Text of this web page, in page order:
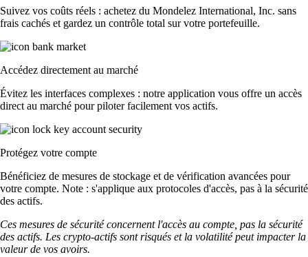
Suivez vos coûts réels : achetez du Mondelez International, Inc. sans
frais cachés et gardez un contrôle total sur votre portefeuille.
Accédez directement au marché
Évitez les interfaces complexes : notre application vous offre un accès
direct au marché pour piloter facilement vos actifs.
Protégez votre compte
Bénéficiez de mesures de stockage et de vérification avancées pour
votre compte. Note : s'applique aux protocoles d'accès, pas à la sécurité
des actifs.
Ces mesures de sécurité concernent l'accès au compte, pas la sécurité
des actifs. Les crypto-actifs sont risqués et la volatilité peut impacter la
valeur de vos avoirs.